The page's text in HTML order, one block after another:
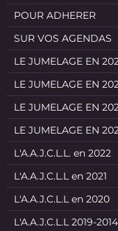
POUR ADHERER
SUR VOS AGENDAS
LE JUMELAGE EN
LE JUMELAGE EN
LE JUMELAGE EN
LE JUMELAGE EN
L'A.A.J.C.L.L. en 2022
L'A.A.J.C.L.L en 2021
L'A.A.J.C.L.L en 2020
L'A.A.J.C.L.L 2019-2014